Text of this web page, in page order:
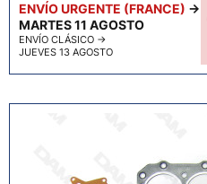
ENVÍO URGENTE (FRANCE) →
MARTES 11 AGOSTO
ENVÍO CLÁSICO →
JUEVES 13 AGOSTO